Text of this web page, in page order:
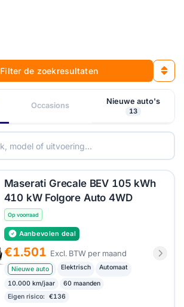
Filter de zoekresultaten
Occasions Nieuwe auto's
13
Maserati Grecale BEV 105 kWh
410 kW Folgore Auto 4WD
Op voorraad
Aanbevolen deal
€1.501 Excl. BTW per maand
Nieuwe auto Elektrisch Automaat
10.000 km/jaar
60 maanden
Eigen risico:
€136